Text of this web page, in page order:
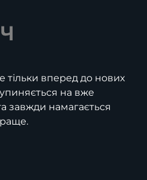
тільки вперед до нових
на вже
завжди намагається